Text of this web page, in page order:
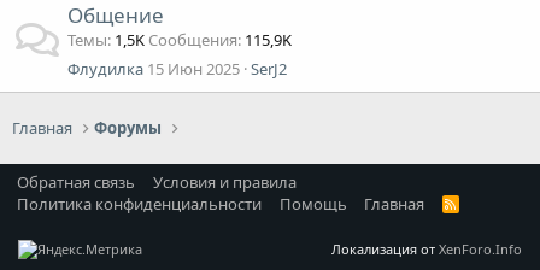
Общение
Темы 1,5K Сообщения 115,9K
Флудилка 15 Июн 2025 SerJ2
Главная Форумы
Обратная связь
Условия и правила
Политика конфиденциальности
Помощь Главная
R
Локализация от XenForo.Info